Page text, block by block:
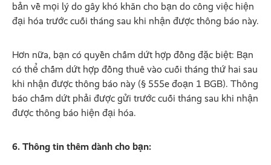
bản về mọi lý do gây khó khăn cho bạn do công việc hiện
đại hóa trước cuối tháng sau khi nhận được thông báo này.
Hơn nữa, bạn có quyền chấm dứt hợp đồng đặc biệt: Bạn
có thể chấm dứt hợp đồng thuê vào cuối tháng thứ hai sau
khi nhận được thông báo này (§ 555e đoạn 1 BGB). Thông
báo chấm dứt phải được gửi trước cuối tháng sau khi nhận
được thông báo hiện đại hóa.
6. Thông tin thêm dành cho bạn: